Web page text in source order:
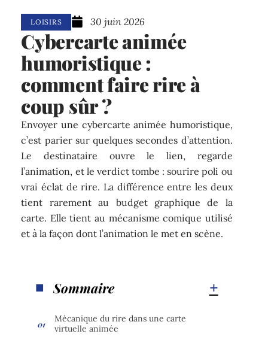
LOISIRS 30 juin 2026
Cybercarte animée
humoristique :
comment faire rire à
coup sûr ?
Envoyer une cybercarte animée humoristique,
c’est parier sur quelques secondes d’attention.
Le destinataire ouvre le lien, regarde
l’animation, et le verdict tombe : sourire poli ou
vrai éclat de rire. La différence entre les deux
tient rarement au budget graphique de la
carte. Elle tient au mécanisme comique utilisé
et à la façon dont l’animation le met en scène.
Sommaire
Mécanique du rire dans une carte
virtuelle animée